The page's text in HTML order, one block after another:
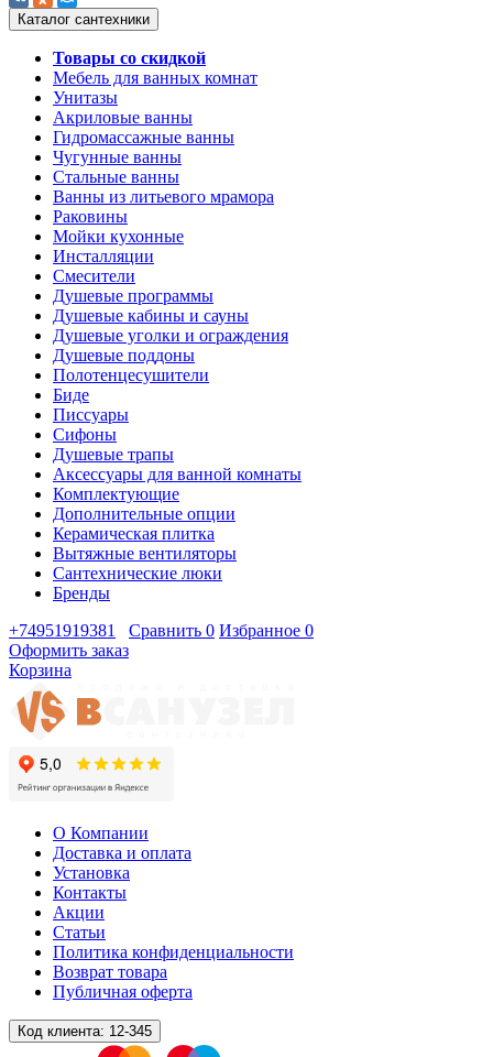
Каталог сантехники
Товары со скидкой
Мебель для ванных комнат
Унитазы
Акриловые ванны
Гидромассажные ванны
Чугунные ванны
Стальные ванны
Ванны из литьевого мрамора
Раковины
Мойки кухонные
Инсталляции
Смесители
Душевые программы
Душевые кабины и сауны
Душевые уголки и ограждения
Душевые поддоны
Полотенцесушители
Биде
Писсуары
Сифоны
Душевые трапы
Аксессуары для ванной комнаты
Комплектующие
Дополнительные опции
Керамическая плитка
Вытяжные вентиляторы
Сантехнические люки
Бренды
+74951919381
Сравнить 0 Избранное 0
Оформить заказ
Корзина
О Компании
Доставка и оплата
Установка
Контакты
Акции
Статьи
Политика конфиденциальности
Возврат товара
Публичная оферта
Код клиента: 12-345